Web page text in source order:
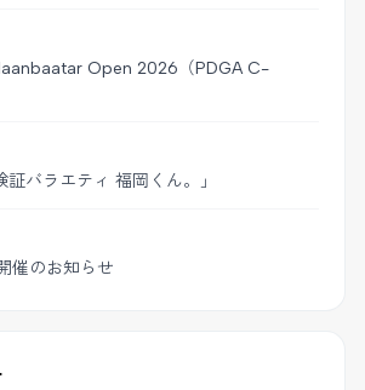
Open 2026（PDGA C-
バラエティ 福岡くん。」
催のお知らせ